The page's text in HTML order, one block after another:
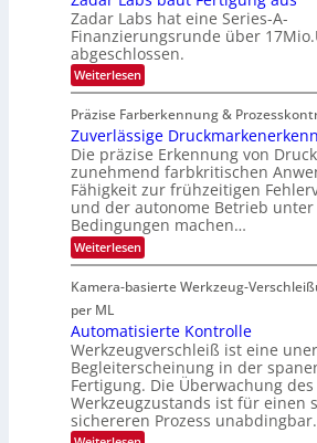
a
t
2
0
2
7
0
2
6
i
c
h
a
n
S
e
r
e
a
c
t
s
S
e
r
i
s
B
-
R
u
n
d
e
ü
b
e
r
n
i
m
m
t
D
a
r
k
V
i
s
i
n
c
r
o
c
h
i
p
l
a
n
t
Ü
b
e
r
n
a
h
v
o
n
H
a
i
l
Zadar Labs hat eine Series-A-
Finanzierungsrunde über
abgeschlossen.
Weiterlesen:
Z
d
a
r
L
a
b
s
b
a
u
F
t
i
g
u
n
g
a
Präzise Farberkennung &
Zuverlässige
Die präzise Erkennung von
zunehmend farbkritischen
Fähigkeit zur frühzeitigen
und der autonome Betrieb
Bedingungen machen…
Weiterlesen:
Z
v
l
ä
s
s
i
g
e
Kamera-basierte Werkzeug-
per ML
Automatisierte Kontrolle
Werkzeugverschleiß ist eine
Begleiterscheinung in der
Fertigung. Die Überwachung des
Werkzeugzustands ist für einen
sichereren Prozess